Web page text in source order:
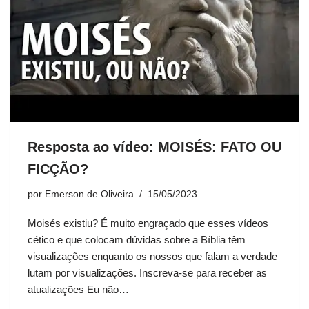
Resposta ao vídeo: MOISÉS: FATO OU
FICÇÃO?
por Emerson de Oliveira 15/05/2023
Moisés existiu? É muito engraçado que esses vídeos
cético e que colocam dúvidas sobre a Bíblia têm
visualizações enquanto os nossos que falam a verdade
lutam por visualizações. Inscreva-se para receber as
atualizações Eu não…